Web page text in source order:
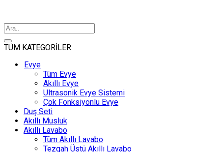
TÜM KATEGORİLER
Evye
Tüm Evye
Akıllı Evye
Ultrasonik Evye Sistemi
Çok Fonksiyonlu Evye
Duş Seti
Akıllı Musluk
Akıllı Lavabo
Tüm Akıllı Lavabo
Tezgah Üstü Akıllı Lavabo